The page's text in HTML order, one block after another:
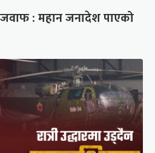
: महान जनादेश पाएको